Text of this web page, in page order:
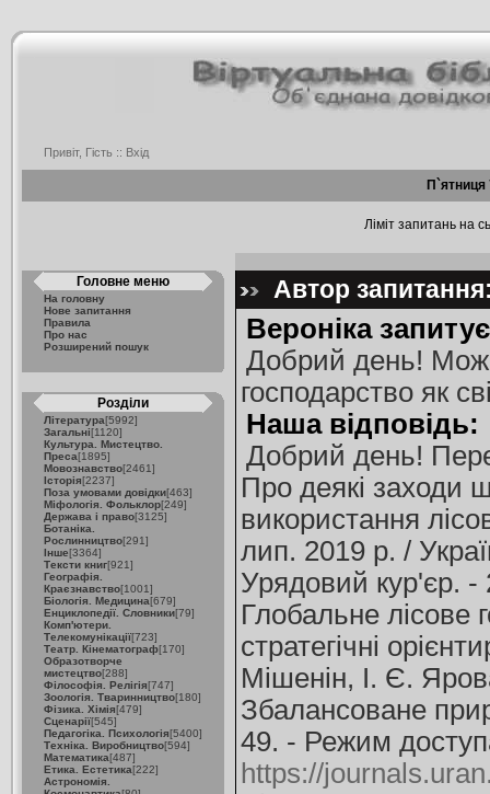
Привіт, Гість :: Вхід
Ліміт запитань на
Головне меню
На головну
Нове запитання
Правила
Про нас
Розширений пошук
Розділи
Література[5992]
Загальні[1120]
Культура. Мистецтво.
Преса[1895]
Мовознавство[2461]
Історія[2237]
Поза умовами довідки[463]
Міфологія. Фольклор[249]
Держава і право[3125]
Ботаніка.
Рослинництво[291]
Інше[3364]
Тексти книг[921]
Географія.
Краєзнавство[1001]
Біологія. Медицина[679]
Енциклопедії. Словники[79]
Комп'ютери.
Телекомунікації[723]
Театр. Кінематограф[170]
Образотворче
мистецтво[288]
Філософія. Релігія[747]
Зоологія. Тваринництво[180]
Фізика. Хімія[479]
Сценарії[545]
Педагогіка. Психологія[5400]
Техніка. Виробництво[594]
Математика[487]
Етика. Естетика[222]
Астрономія.
Автор
Вероніка
Добрий день!
господарство як
Наша відповідь:
Добрий день!
Про деякі заходи
використання
лип. 2019 р. /
Урядовий кур'єр.
Глобальне лісове
стратегічні
Мішенін, І. Є.
Збалансоване
49. - Режим
https://